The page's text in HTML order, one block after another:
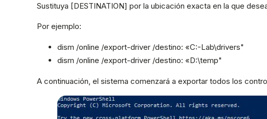
Sustituya [DESTINATION] por la ubicación exacta en la que
Por ejemplo:
dism /online /export-driver /destino: «C:-Lab\drivers"
dism /online /export-driver /destino: «D:\temp"
A continuación, el sistema comenzará a exportar todos los